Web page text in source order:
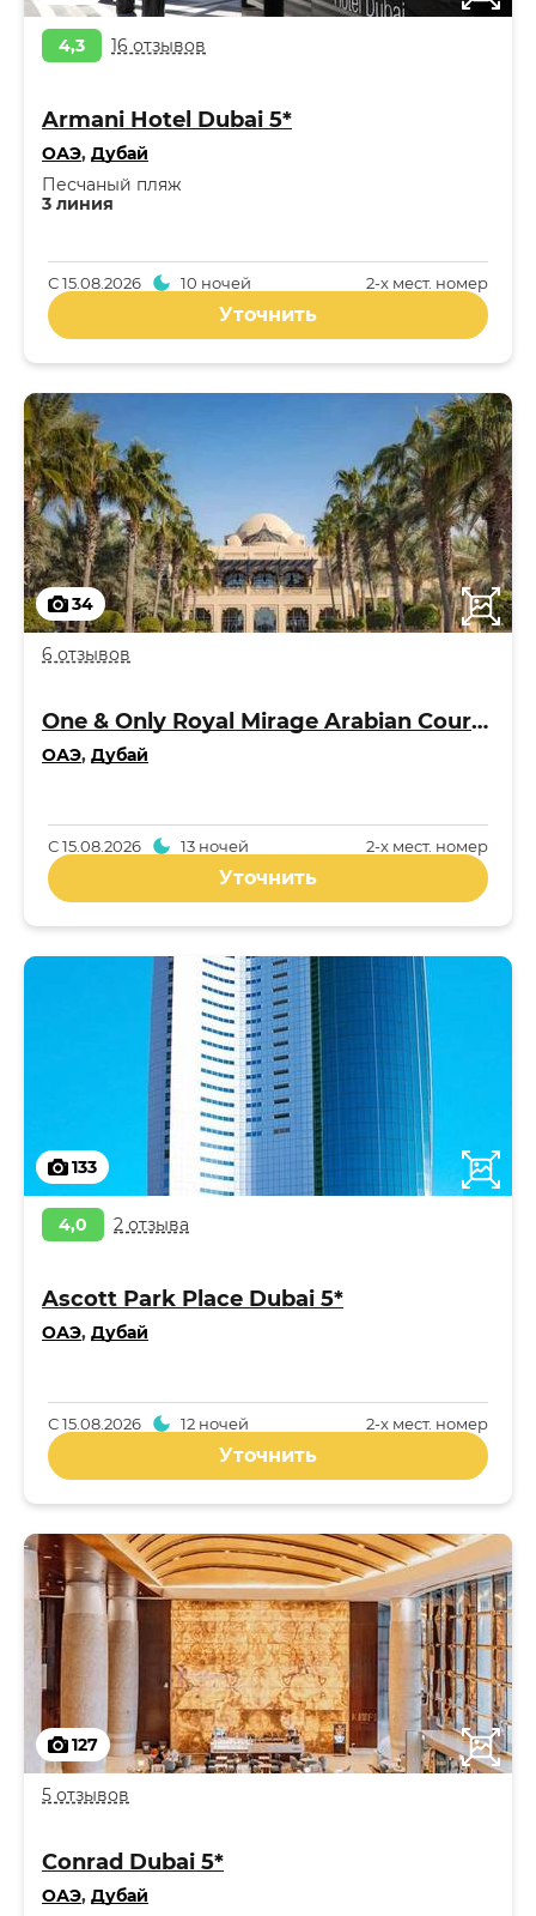
4,3 16 отзывов
Armani Hotel Dubai 5*
ОАЭ, Дубай
3 линия
Песчаный пляж
2-x мест. номер
С15.08.2026 10 ночей
Уточнить
34
6 отзывов
One & Only Royal Mirage Arabian Court 5*
ОАЭ, Дубай
2-x мест. номер
С15.08.2026 13 ночей
Уточнить
133
4,0 2 отзыва
Ascott Park Place Dubai 5*
ОАЭ, Дубай
2-x мест. номер
С15.08.2026 12 ночей
Уточнить
127
5 отзывов
Conrad Dubai 5*
ОАЭ, Дубай